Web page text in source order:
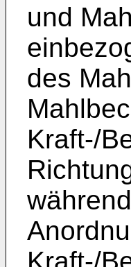
und
des
Kraft-/